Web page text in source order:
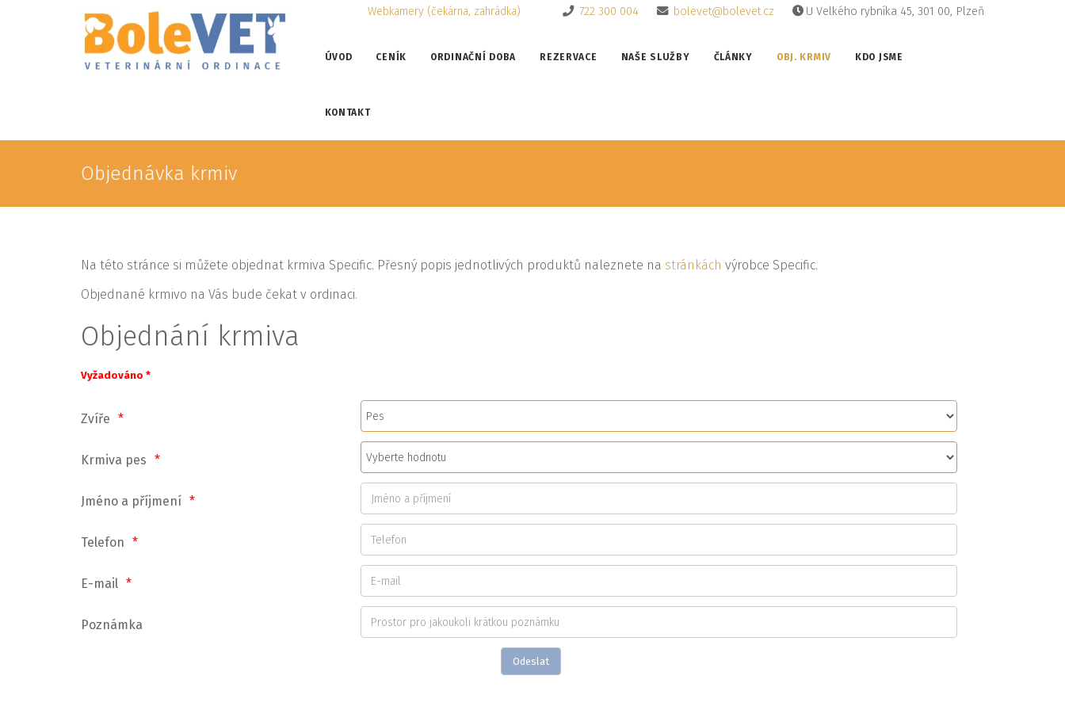
Webkamery (čekárna, zahrádka) 722 300 004 bolevet@bolevet.cz U Velkého rybníka 45, 301 00, Plzeň
ÚVOD CENÍK ORDINAČNÍ DOBA REZERVACE NAŠE SLUŽBY ČLÁNKY OBJ. KRMIV KDO JSME
KONTAKT
Objednávka krmiv
Na této stránce si můžete objednat krmiva Specific. Přesný popis jednotlivých produktů naleznete na stránkách výrobce Specific.
Objednané krmivo na Vás bude čekat v ordinaci.
Objednání krmiva
Vyžadováno *
Zvíře
Krmiva pes
Jméno a příjmení
Telefon
E-mail
Poznámka